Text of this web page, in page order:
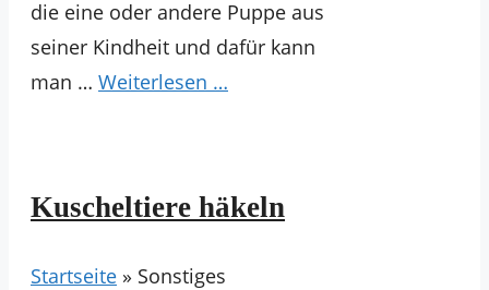
die eine oder andere Puppe aus
seiner Kindheit und dafür kann
man … Weiterlesen …
Kuscheltiere häkeln
Startseite » Sonstiges